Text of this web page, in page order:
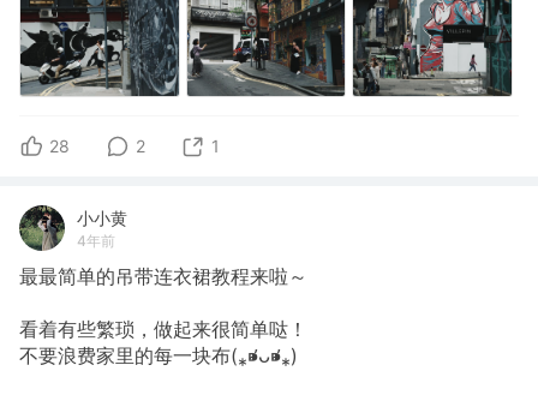
28 2 1
小小黄
4年前
最最简单的吊带连衣裙教程来啦～
看着有些繁琐，做起来很简单哒！
不要浪费家里的每一块布(⁎⁍̴̛ᴗ⁍̴̛⁎)